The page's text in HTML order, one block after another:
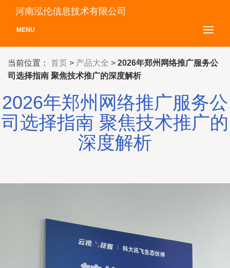
河南泓伦信息技术有限公司
MENU
当前位置： 首页 > 产品大全 > 2026年郑州网络推广服务公
司选择指南 聚焦技术推广的深度解析
2026年郑州网络推广服务公
司选择指南 聚焦技术推广的
深度解析